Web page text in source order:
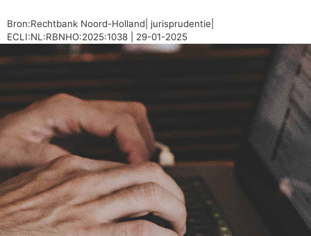
Bron:Rechtbank Noord-Holland| jurisprudentie|
ECLI:NL:RBNHO:2025:1038 | 29-01-2025